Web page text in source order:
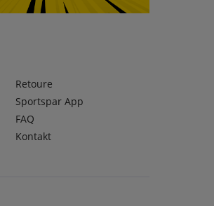
Retoure
Sportspar App
FAQ
Kontakt